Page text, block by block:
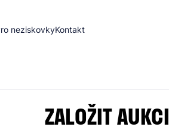
neziskovkyKontakt
ZALOŽIT AUKCI